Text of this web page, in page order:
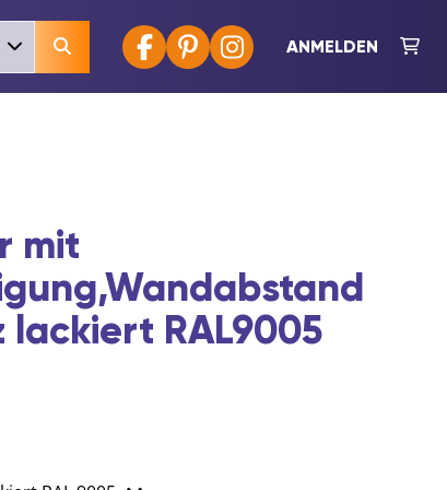
ANMELDEN
mit
lackiert RAL9005